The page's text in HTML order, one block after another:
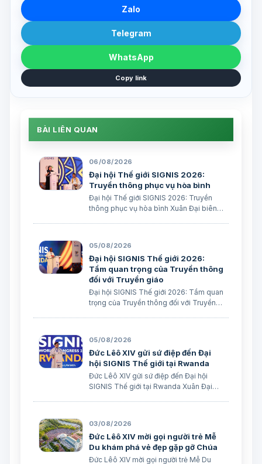
Zalo
Telegram
WhatsApp
Copy link
BÀI LIÊN QUAN
06/08/2026
Đại hội Thế giới SIGNIS 2026:
Truyền thông phục vụ hòa bình
Đại hội Thế giới SIGNIS 2026: Truyền
thông phục vụ hòa bình Xuân Đại biên
05/08/2026
Đại hội SIGNIS Thế giới 2026:
Tầm quan trọng của Truyền thông
đối với Truyền giáo
Đại hội SIGNIS Thế giới 2026: Tầm quan
trọng của Truyền thông đối với Truyền
05/08/2026
Đức Lêô XIV gửi sứ điệp đến Đại
hội SIGNIS Thế giới tại Rwanda
Đức Lêô XIV gửi sứ điệp đến Đại hội
SIGNIS Thế giới tại Rwanda Xuân Đại
Cha Lêô XIV kêu gọi những người làm
truyền thông C…
03/08/2026
Đức Lêô XIV mời gọi người trẻ Mễ
Du khám phá vẻ đẹp gặp gỡ Chúa
Đức Lêô XIV mời gọi người trẻ Mễ Du